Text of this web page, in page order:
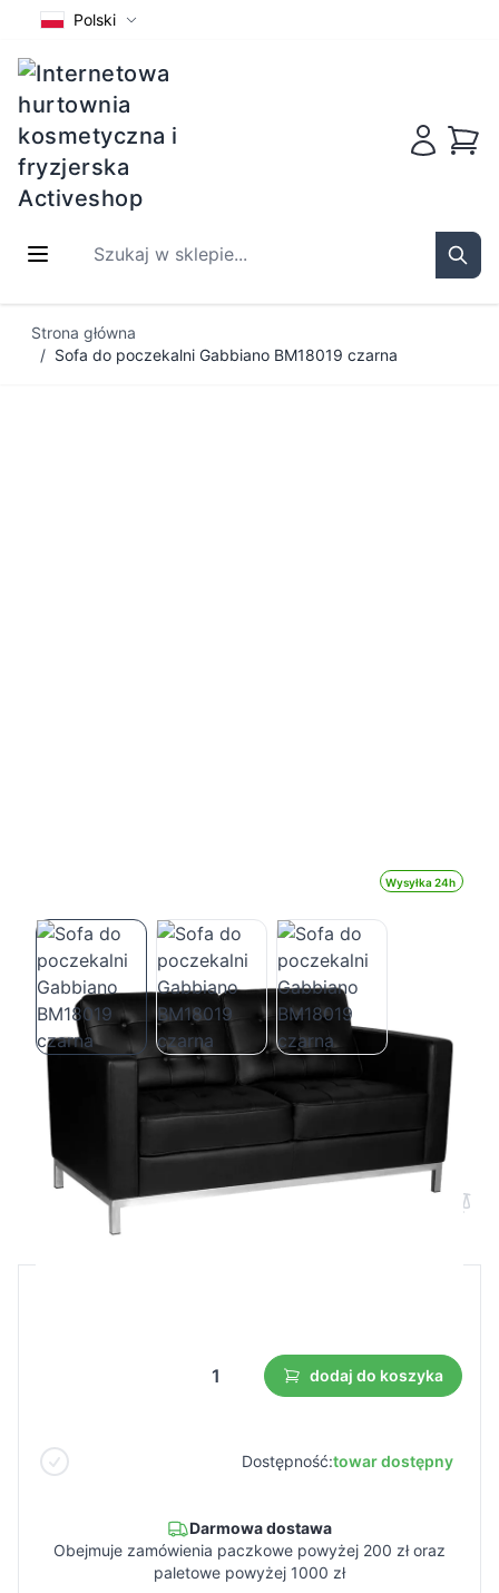
Polski
Szukaj w sklepie...
Strona główna
/ Sofa do poczekalni Gabbiano BM18019 czarna
Wysyłka 24h
Sofa do poczekalni Gabbiano BM18019
czarna
dodaj do koszyka
Dostępność:towar dostępny
Darmowa dostawa
Obejmuje zamówienia paczkowe powyżej 200 zł oraz
paletowe powyżej 1000 zł